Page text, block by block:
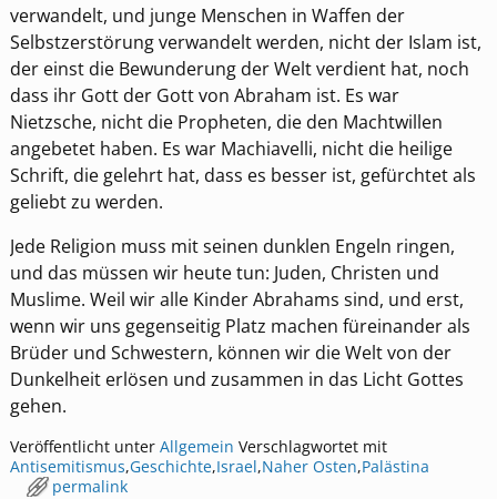
verwandelt, und junge Menschen in Waffen der
Selbstzerstörung verwandelt werden, nicht der Islam ist,
der einst die Bewunderung der Welt verdient hat, noch
dass ihr Gott der Gott von Abraham ist. Es war
Nietzsche, nicht die Propheten, die den Machtwillen
angebetet haben. Es war Machiavelli, nicht die heilige
Schrift, die gelehrt hat, dass es besser ist, gefürchtet als
geliebt zu werden.
Jede Religion muss mit seinen dunklen Engeln ringen,
und das müssen wir heute tun: Juden, Christen und
Muslime. Weil wir alle Kinder Abrahams sind, und erst,
wenn wir uns gegenseitig Platz machen füreinander als
Brüder und Schwestern, können wir die Welt von der
Dunkelheit erlösen und zusammen in das Licht Gottes
gehen.
Veröffentlicht unter Allgemein Verschlagwortet mit
Antisemitismus,Geschichte,Israel,Naher Osten,Palästina
permalink